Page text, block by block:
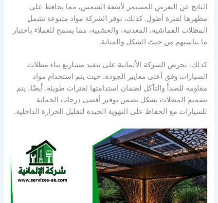
الناتج عن التعرض المستمر لأشعة الشمس، مما يحافظ على
مظهرها لفترة أطول. كذلك، توفر الشركة مواد متنوعة تشمل
المظلات القماشية، المعدنية، والخشبية، مما يسمح للعملاء باختيار
ما يناسبهم من حيث الشكل والمتانة.
كذلك، تحرص الشركة الألمانية على تنفيذ مشاريع بناء مظلات
السيارات وفق أعلى معايير الجودة، حيث يتم استخدام مواد
مقاومة للصدأ والتآكل لضمان استدامتها لفترات طويلة. أيضًا، يتم
تصميم المظلات بشكل يضمن توفير أقصى درجات الحماية
للسيارات مع الحفاظ على التهوية الجيدة لتقليل الحرارة الداخلية.